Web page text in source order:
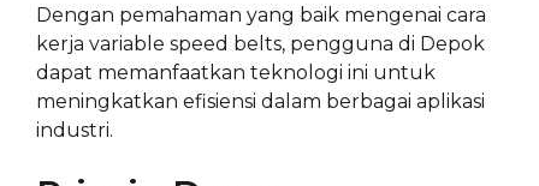
Dengan pemahaman yang baik mengenai cara
kerja variable speed belts, pengguna di Depok
dapat memanfaatkan teknologi ini untuk
meningkatkan efisiensi dalam berbagai aplikasi
industri.